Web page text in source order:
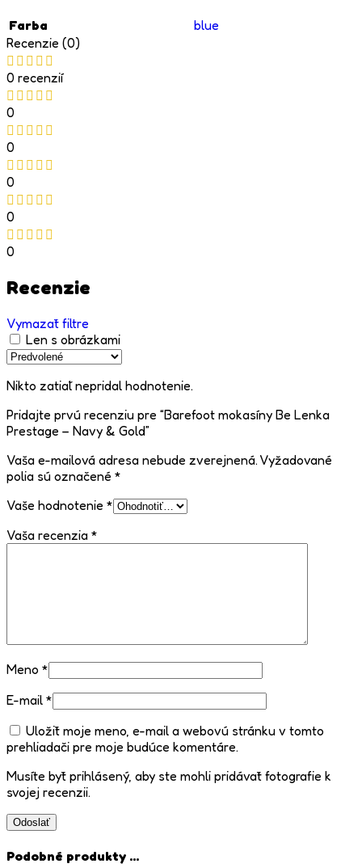
Farba
blue
Recenzie (0)
0 recenzií
0
0
0
0
0
Recenzie
Vymazať filtre
Len s obrázkami
Nikto zatiaľ nepridal hodnotenie.
Pridajte prvú recenziu pre “Barefoot mokasíny Be Lenka
Prestage – Navy & Gold”
Vaša e-mailová adresa nebude zverejnená. Vyžadované
polia sú označené *
Vaše hodnotenie *
Vaša recenzia *
Meno *
E-mail *
Uložiť moje meno, e-mail a webovú stránku v tomto
prehliadači pre moje budúce komentáre.
Musíte byť prihlásený, aby ste mohli pridávať fotografie k
svojej recenzii.
Podobné produkty ...